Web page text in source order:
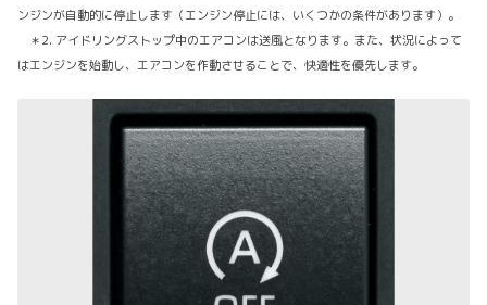
ンジンが自動的に停止します（エンジン停止には、いくつかの条件があります）。
＊2. アイドリングストップ中のエアコンは送風となります。また、状況によって
はエンジンを始動し、エアコンを作動させることで、快適性を優先します。